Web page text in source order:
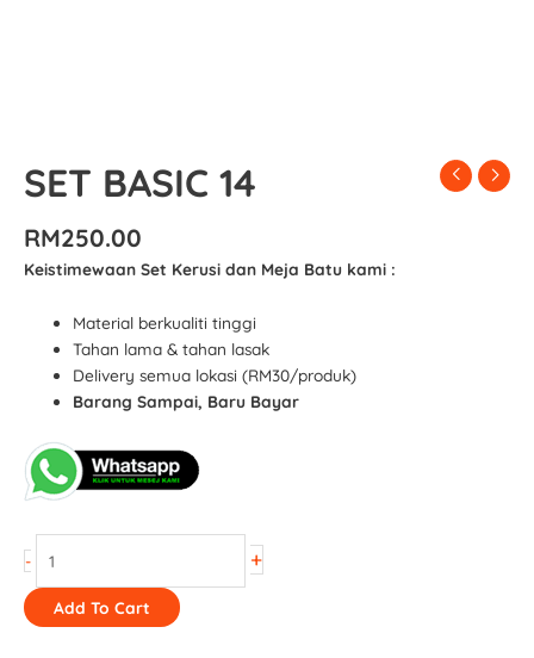
SET BASIC 14
RM250.00
Keistimewaan Set Kerusi dan Meja Batu kami :
Material berkualiti tinggi
Tahan lama & tahan lasak
Delivery semua lokasi (RM30/produk)
Barang Sampai, Baru Bayar
- +
Add To Cart